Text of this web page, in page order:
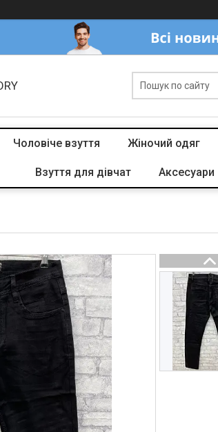
Чоловіче взуття Жіночий одяг
Взуття для дівчат Аксесуари